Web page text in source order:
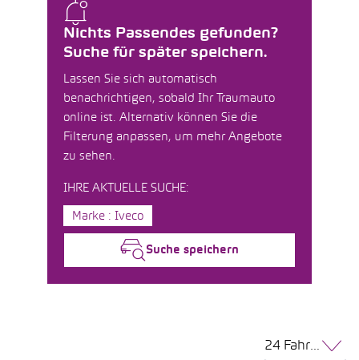
Nichts Passendes gefunden?
Suche für später speichern.
Lassen Sie sich automatisch
benachrichtigen, sobald Ihr Traumauto
online ist. Alternativ können Sie die
Filterung anpassen, um mehr Angebote
zu sehen.
IHRE AKTUELLE SUCHE:
Marke : Iveco
Suche speichern
24 Fahrzeuge pro Seite